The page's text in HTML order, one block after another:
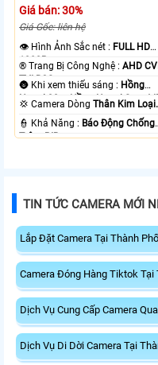
Giá bán: 30%
Giá Gốc: liên hệ
👁 Hình Ảnh Sắc nét : FULL HD
1080P .
®️ Trang Bị Công Nghệ :AHD CVI
TVI BCS.
🌚 Khi xem thiếu sáng : Hồng
Ngoại 30m Hồng Ngoại Smart IR.
💢 Camera DòngThân Kim Loại.
️👮 Khả Năng : Báo Động Chống
Trộm PIR.
TIN TỨC CAMERA MỚI
Lắp Đặt Camera Tại Thành
Camera Đóng Hàng Tiktok Tại
Dịch Vụ Cung Cấp Camera
Dịch Vụ Di Dời Camera Tại